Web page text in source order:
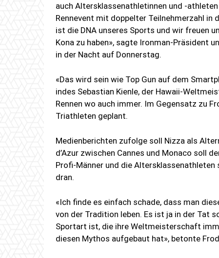
auch Altersklassenathletinnen und -
Rennevent mit doppelter Teilnehmerzahl in
ist die DNA unseres Sports und wir freuen
Kona zu haben», sagte Ironman-Präsident
in der Nacht auf Donnerstag.
«Das wird sein wie Top Gun auf dem
indes Sebastian Kienle, der Hawaii-
Rennen wo auch immer. Im Gegensatz zu
Triathleten geplant.
Medienberichten zufolge soll Nizza als
d’Azur zwischen Cannes und Monaco soll
Profi-Männer und die Altersklassenathleten
dran.
«Ich finde es einfach schade, dass man
von der Tradition leben. Es ist ja in der Tat
Sportart ist, die ihre Weltmeisterschaft
diesen Mythos aufgebaut hat», betonte